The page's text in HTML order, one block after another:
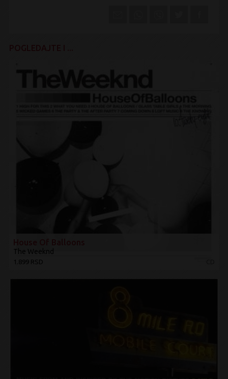
The Weeknd
1.899 RSD